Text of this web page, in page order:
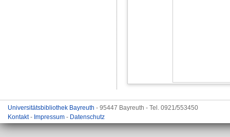
Universitätsbibliothek Bayreuth - 95447 Bayreuth - Tel. 0921/553450
Kontakt- Impressum - Datenschutz